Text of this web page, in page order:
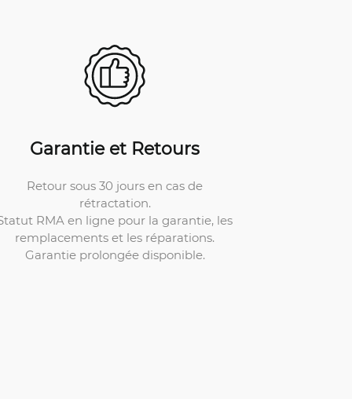
Garantie et Retours
Retour sous 30 jours en cas de
rétractation.
RMA en ligne pour la garantie, les
remplacements et les réparations.
Garantie prolongée disponible.